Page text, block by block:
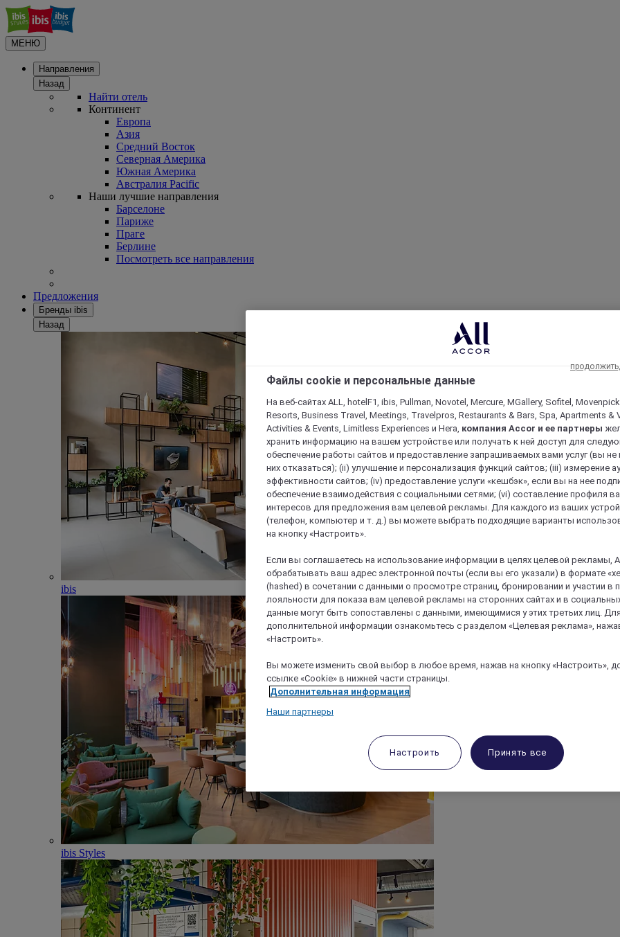
МЕНЮ
Направления
Назад
Найти отель
Континент
Европа
Азия
Средний Восток
Северная Америка
Южная Америка
Австралия Pacific
Наши лучшие направления
Барселоне
Париже
Праге
Берлине
Посмотреть все направления
Предложения
Бренды ibis
Назад
ibis
ibis Styles
Файлы cookie и персональные данные
На веб-сайтах ALL, hotelF1, ibis, Pullman, Novotel, Mercure, MGallery, Sofitel,
Resorts, Business Travel, Meetings, Travelpros, Restaurants & Bars, Spa, Apartments &
Activities & Events, Limitless Experiences и Hera, компания Accor и ее партнеры
хранить информацию на вашем устройстве или получать к ней доступ для
обеспечение работы сайтов и предоставление запрашиваемых вами услуг (вы
них отказаться); (ii) улучшение и персонализация функций сайтов; (iii) измерение
эффективности сайтов; (iv) предоставление услуги «кешбэк», если вы на нее
обеспечение взаимодействия с социальными сетями; (vi) составление профиля
интересов для предложения вам целевой рекламы. Для каждого из ваших
(телефон, компьютер и т. д.) вы можете выбрать подходящие варианты
на кнопку «Настроить».
Если вы соглашаетесь на использование информации в целях целевой рекламы,
обрабатывать ваш адрес электронной почты (если вы его указали) в формате
(hashed) в сочетании с данными о просмотре страниц, бронировании и участии в
лояльности для показа вам целевой рекламы на сторонних сайтах и в
данные могут быть сопоставлены с данными, имеющимися у этих третьих лиц.
дополнительной информации ознакомьтесь с разделом «Целевая реклама»,
«Настроить».
Вы можете изменить свой выбор в любое время, нажав на кнопку «Настроить»,
ссылке «Cookie» в нижней части страницы.
Дополнительная информация
Наши партнеры
Настроить Принять все